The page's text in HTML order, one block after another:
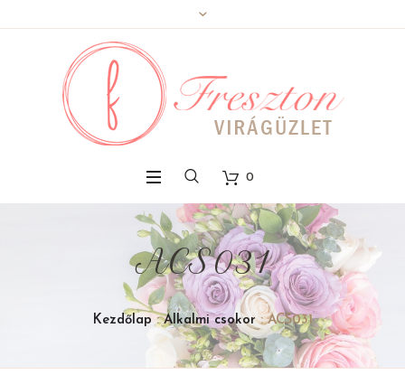
0
ACS031
Kezdőlap :Alkalmi csokor: ACS031